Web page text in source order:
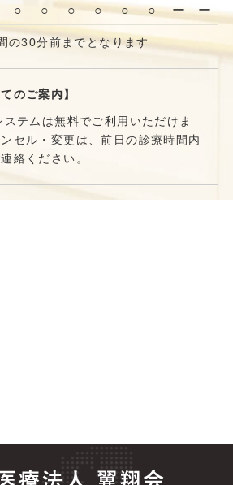
○ ○ ○ ○ ○ ○ ー ー
の30分前までとなります
のご案内】
テムは無料でご利用いただけま
セル・変更は、前日の診療時間内
絡ください。